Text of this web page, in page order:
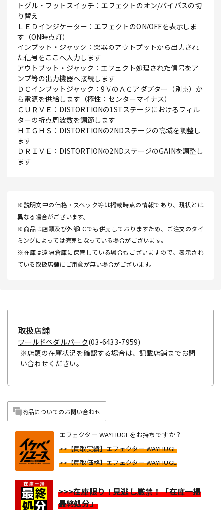
トグル・フットスイッチ：エフェクトのオン/バイパスの切
り替え
ＬＥＤインジケーター：エフェクトのON/OFFを表示しま
す（ON時点灯）
インプット・ジャック：楽器のアウトプットから出力され
た信号をここへ入力します
アウトプット・ジャック：エフェクト処理された信号をア
ンプ等の出力機器へ接続します
ＤＣインプットジャック：9ＶのＡＣアダプター（別売）か
ら電源を供給します（極性：センターマイナス）
ＣＵＲＶＥ：DISTORTIONの1STステージにおけるフィル
ターの折点周波数を調節します
ＨＩＧＨＳ：DISTORTIONの2NDステージの高域を調整し
ます
ＤＲＩＶＥ：DISTORTIONの2NDステージのGAINを調整し
ます
※説明文中の価格・スペック等は掲載時点の情報であり、現状とは
異なる場合がございます。
※商品は店頭及び外部ECでも併売しておりますため、ご注文のタイ
ミングによっては完売となっている場合がございます。
※在庫は遠隔倉庫に保管している場合もございますので、表示され
ている取扱店舗にご用意が無い場合がございます。
取扱店舗
ワールドペダルパーク(03-6433-7959)
※店頭の在庫状況を確認する場合は、記載店舗までお問
い合わせください。
商品についてのお問い合わせ
エフェクター WAYHUGEをお持ちですか？
>>【買取実績】エフェクター WAYHUGE
>>【買取価格】エフェクター WAYHUGE
>>>在庫限り！見逃し厳禁！「在庫一掃
最終処分」